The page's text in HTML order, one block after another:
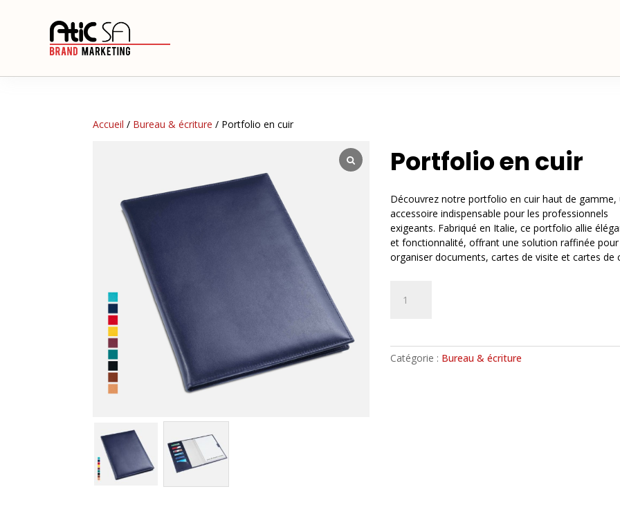
Accueil / Bureau & écriture / Portfolio en cuir
Portfolio en cuir
Découvrez notre portfolio en cuir haut de gamme,
accessoire indispensable pour les professionnels
exigeants. Fabriqué en Italie, ce portfolio allie
et fonctionnalité, offrant une solution raffinée pour
organiser documents, cartes de visite et cartes de
cuir
r
n
Catégorie : Bureau & écriture